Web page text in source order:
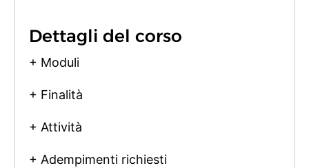
Dettagli del corso
+ Moduli
+ Finalità
+ Attività
+ Adempimenti richiesti